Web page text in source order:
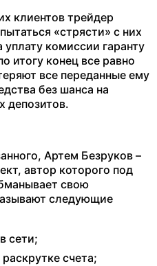
клиентов трейдер
«стрясти» с них
комиссии гаранту
итогу конец все равно
все переданные ему
без шанса на
депозитов.
Артем Безруков –
автор которого под
свою
следующие
сети;
счета;